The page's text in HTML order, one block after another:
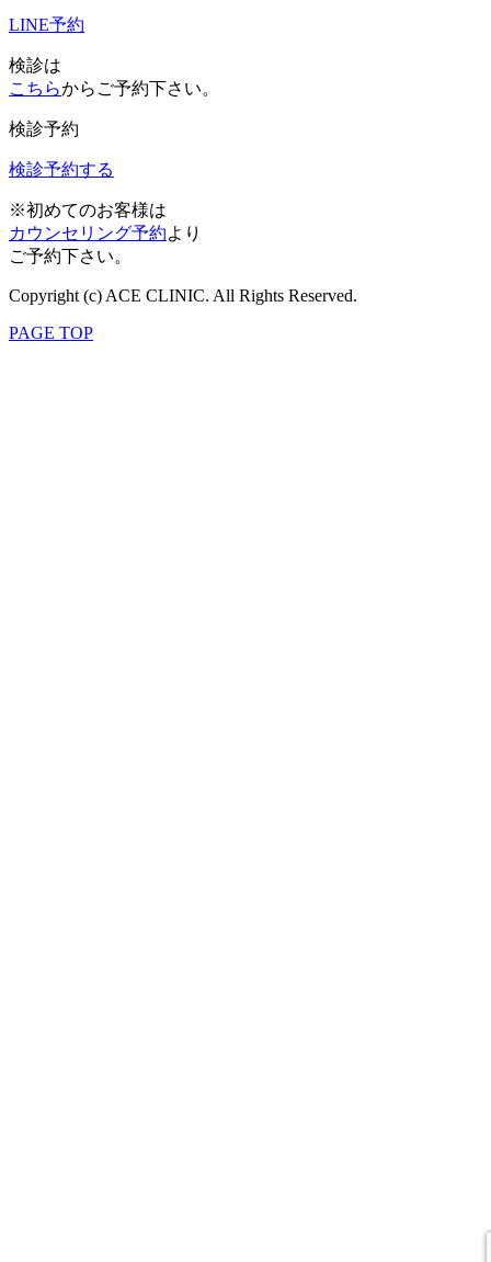
LINE予約
検診は
こちらからご予約下さい。
検診予約
検診予約する
※初めてのお客様は
カウンセリング予約より
ご予約下さい。
Copyright (c) ACE CLINIC. All Rights Reserved.
PAGE TOP